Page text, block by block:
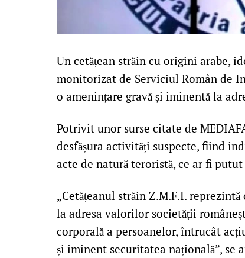
Un cetățean străin cu origini arabe,
monitorizat de Serviciul Român de
o amenințare gravă și iminentă la
Potrivit unor surse citate de
desfășura activități suspecte, fiind
acte de natură teroristă, ce ar fi
„Cetățeanul străin Z.M.F.I.
la adresa valorilor societății
corporală a persoanelor, întrucât
și iminent securitatea națională”, se